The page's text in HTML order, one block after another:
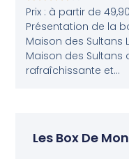
Prix : à partir de
Présentation de la
Maison des Sultans
Maison des Sultans
rafraîchissante et...
Les Box De